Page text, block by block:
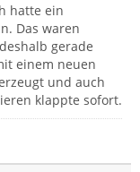
hatte ein
Das waren
gerade
einem neuen
und auch
klappte sofort.